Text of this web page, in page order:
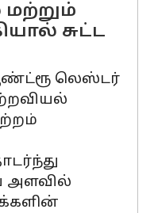
சுட்ட
லெஸ்டர்
அளவில்